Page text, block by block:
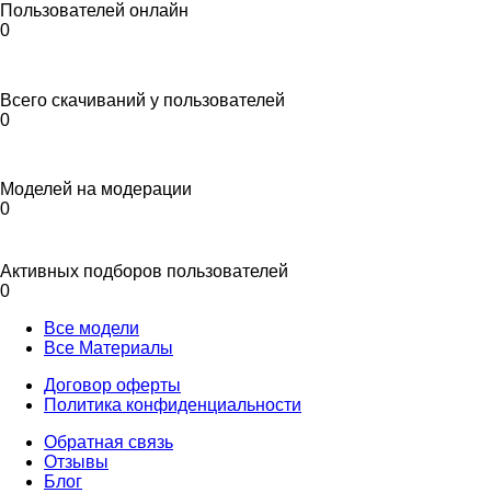
Пользователей онлайн
0
Всего скачиваний у пользователей
0
Моделей на модерации
0
Активных подборов пользователей
0
Все модели
Все Материалы
Договор оферты
Политика конфиденциальности
Обратная связь
Отзывы
Блог